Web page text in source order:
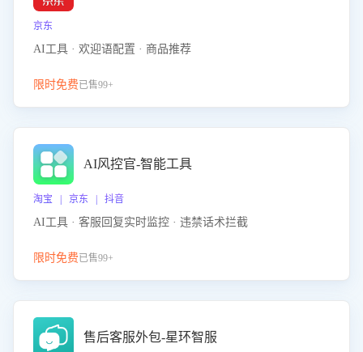
京东
AI工具 · 欢迎语配置 · 商品推荐
限时免费已售99+
AI风控官-智能工具
淘宝 | 京东 | 抖音
AI工具 · 客服回复实时监控 · 违禁话术拦截
限时免费已售99+
售后客服外包-星环智服